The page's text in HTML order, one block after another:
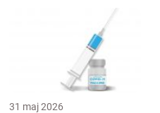
31 maj 2026